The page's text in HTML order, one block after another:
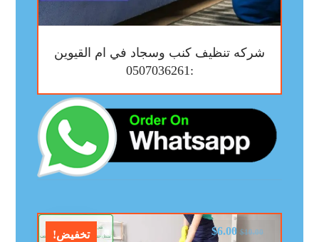
شركه تنظيف كنب وسجاد في ام القيوين
:0507036261
تخفيض! $10.00
$6.00